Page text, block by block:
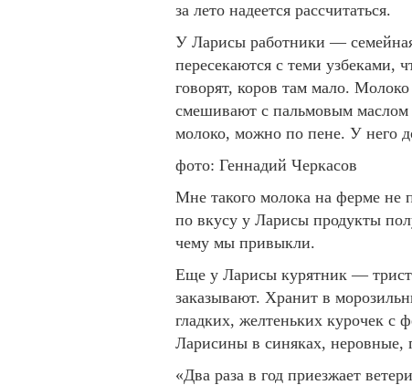
за лето надеется рассчитаться.
У Ларисы работники —
пересекаются с теми узбеками,
говорят, коров там мало.
смешивают с пальмовым маслом
молоко, можно по пене. У него
фото: Геннадий Черкасов
Мне такого молока на ферме не
по вкусу у Ларисы продукты
чему мы привыкли.
Еще у Ларисы курятник —
заказывают. Хранит в
гладких, желтеньких курочек с
Ларисины в синяках, неровные,
«Два раза в год приезжает